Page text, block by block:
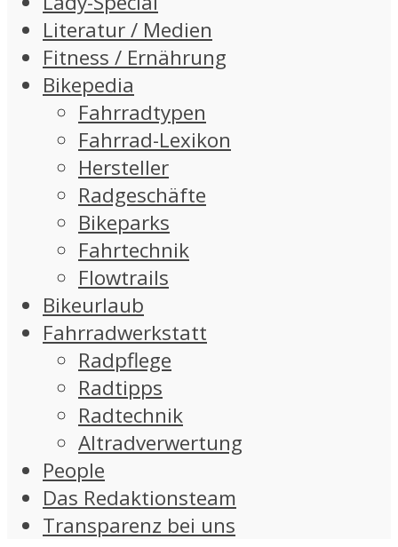
Literatur / Medien
Fitness / Ernährung
Bikepedia
Fahrradtypen
Fahrrad-Lexikon
Hersteller
Radgeschäfte
Bikeparks
Fahrtechnik
Flowtrails
Bikeurlaub
Fahrradwerkstatt
Radpflege
Radtipps
Radtechnik
Altradverwertung
People
Das Redaktionsteam
Transparenz bei uns